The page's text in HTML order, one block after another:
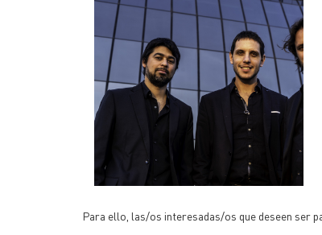
Para ello, las/os interesadas/os que deseen ser